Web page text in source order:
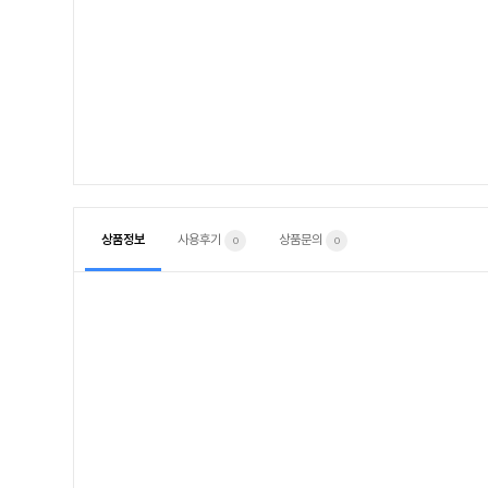
상품정보 사용후기 0 상품문의 0